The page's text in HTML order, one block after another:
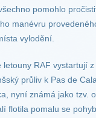
pomohlo
manévru
vylodění.
RAF vystartují
průliv k Pas de
nyní známá jako tzv.
flotila pomalu se